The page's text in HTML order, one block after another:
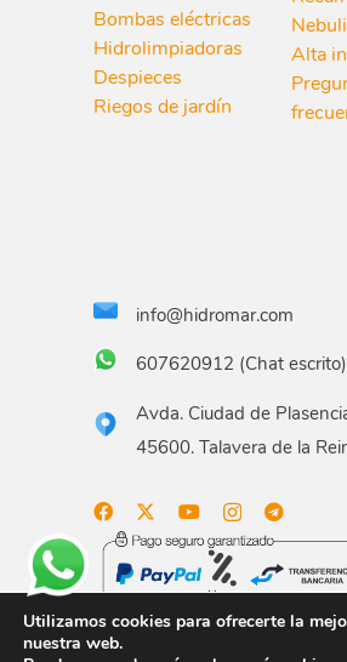
Bombas eléctricas
Hidrolimpiadoras
Despieces
Riegos de jardín
Alta
info@hidromar.com
607620912 (Chat escrito)
Avda. Ciudad de
45600. Talavera de la
Utilizamos cookies para ofrecerte la
nuestra web.